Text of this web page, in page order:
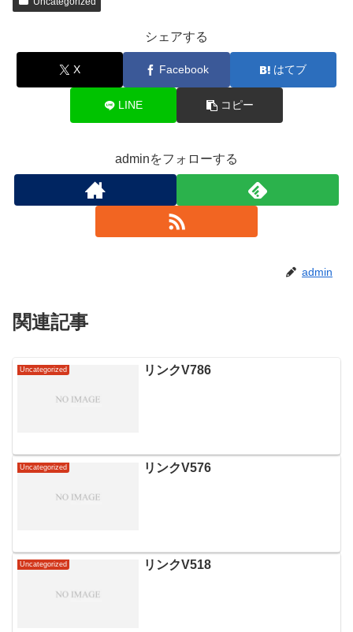
シェアする
X Facebook はてブ
LINE コピー
adminをフォローする
admin
関連記事
Uncategorized リンクV786
Uncategorized リンクV576
Uncategorized リンクV518